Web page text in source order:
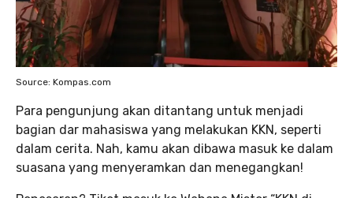
Source: Kompas.com
Para pengunjung akan ditantang untuk menjadi
bagian dar mahasiswa yang melakukan KKN, seperti
dalam cerita. Nah, kamu akan dibawa masuk ke dalam
suasana yang menyeramkan dan menegangkan!